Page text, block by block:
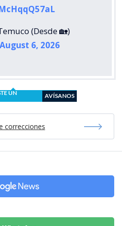
(Desde 🏡)
August 6, 2026
UN
AVÍSANOS
correcciones